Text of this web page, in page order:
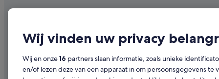
Hotels in de buurt van Champagne Ruffin et Fils
Luxe in Champagne-Ardenne
Hotels met 4 sterren in Champagne-Ardenne
Vacatures
Je accommodatie adverteren
Hotels in
Citytrips
Wij vinden uw privacy
Wij en onze16 partners slaan informatie, zoals unieke
en/of lezen deze van een apparaat in om persoonsgegevens te